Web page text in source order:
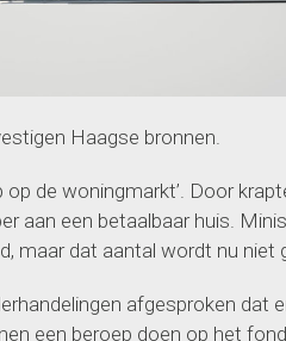
Haagse bronnen.
de woningmarkt’. Door
aan een betaalbaar huis.
maar dat aantal wordt nu niet
afgesproken dat
een beroep doen op het